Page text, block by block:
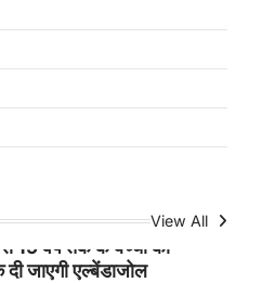
View All
की दीदियों का कमाल,
से बढ़ी आय और मजबूत
August 7, 2026
महिलाओं को आर्थिक रूप से
की दिशा में जिले के नगरी…
19 वर्ष तक के बच्चों को
दी जाएगी एल्बेंडाजोल